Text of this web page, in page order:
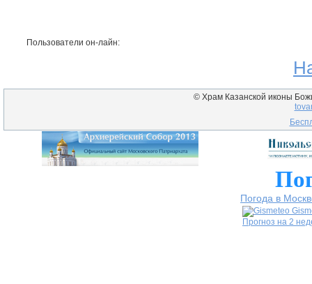
Пользователи он-лайн:
© Храм Казанской иконы
Погода в
Прогноз на 2